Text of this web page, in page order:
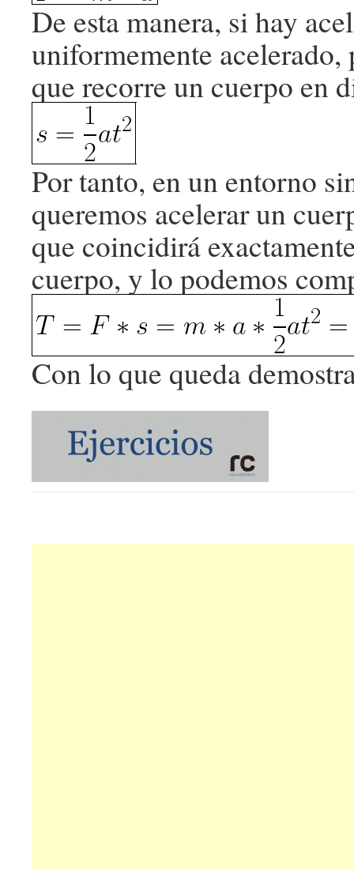
De esta manera, si hay
uniformemente acelerado,
que recorre un cuerpo en
Por tanto, en un entorno
queremos acelerar un
que coincidirá
cuerpo, y lo podemos
Con lo que queda